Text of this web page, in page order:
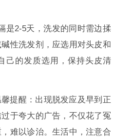
是2-5天，洗发的同时需边揉
性洗发剂，应选用对头皮和
己的发质选用，保持头皮清
提醒：出现脱发应及早到正
于夸大的广告，不仅花了冤
难以诊治。生活中，注意合